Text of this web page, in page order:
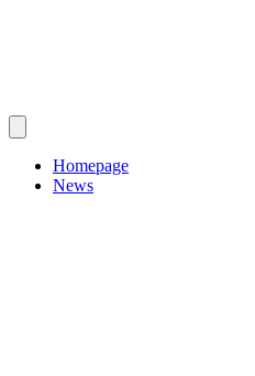
Homepage
News